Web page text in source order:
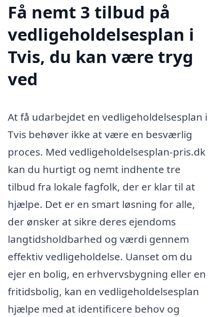
Få nemt 3 tilbud på
vedligeholdelsesplan i
Tvis, du kan være tryg
ved
At få udarbejdet en vedligeholdelsesplan i
Tvis behøver ikke at være en besværlig
proces. Med vedligeholdelsesplan-pris.dk
kan du hurtigt og nemt indhente tre
tilbud fra lokale fagfolk, der er klar til at
hjælpe. Det er en smart løsning for alle,
der ønsker at sikre deres ejendoms
langtidsholdbarhed og værdi gennem
effektiv vedligeholdelse. Uanset om du
ejer en bolig, en erhvervsbygning eller en
fritidsbolig, kan en vedligeholdelsesplan
hjælpe med at identificere behov og